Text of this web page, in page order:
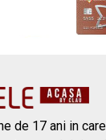
de 17 ani in